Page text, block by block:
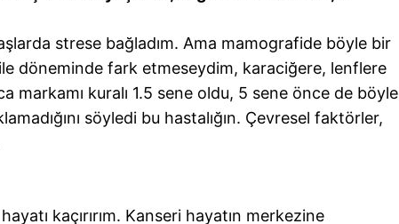
strese bağladım. Ama mamografide böyle bir
döneminde fark etmeseydim, karaciğere, lenflere
markamı kuralı 1.5 sene oldu, 5 sene önce de böyle
söyledi bu hastalığın. Çevresel faktörler,
kaçırırım. Kanseri hayatın merkezine